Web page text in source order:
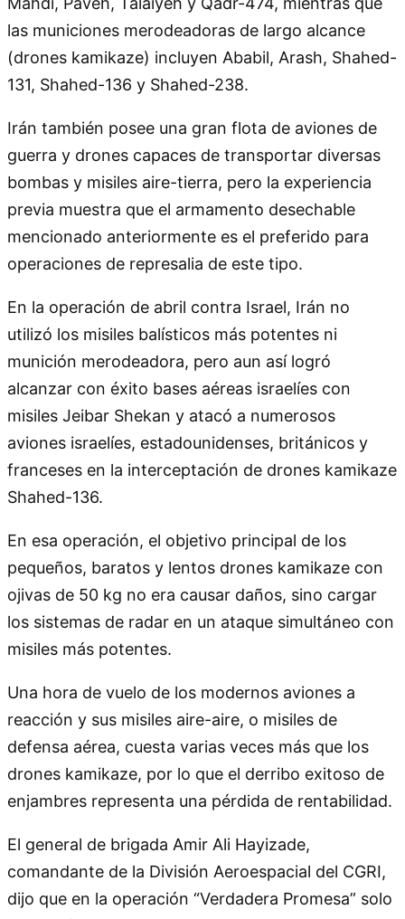
las municiones merodeadoras de largo alcance
(drones kamikaze) incluyen Ababil, Arash, Shahed-
131, Shahed-136 y Shahed-238.
Irán también posee una gran flota de aviones de
guerra y drones capaces de transportar diversas
bombas y misiles aire-tierra, pero la experiencia
previa muestra que el armamento desechable
mencionado anteriormente es el preferido para
operaciones de represalia de este tipo.
En la operación de abril contra Israel, Irán no
utilizó los misiles balísticos más potentes ni
munición merodeadora, pero aun así logró
alcanzar con éxito bases aéreas israelíes con
misiles Jeibar Shekan y atacó a numerosos
aviones israelíes, estadounidenses, británicos y
franceses en la interceptación de drones kamikaze
Shahed-136.
En esa operación, el objetivo principal de los
pequeños, baratos y lentos drones kamikaze con
ojivas de 50 kg no era causar daños, sino cargar
los sistemas de radar en un ataque simultáneo con
misiles más potentes.
Una hora de vuelo de los modernos aviones a
reacción y sus misiles aire-aire, o misiles de
defensa aérea, cuesta varias veces más que los
drones kamikaze, por lo que el derribo exitoso de
enjambres representa una pérdida de rentabilidad.
El general de brigada Amir Ali Hayizade,
comandante de la División Aeroespacial del CGRI,
dijo que en la operación “Verdadera Promesa” solo